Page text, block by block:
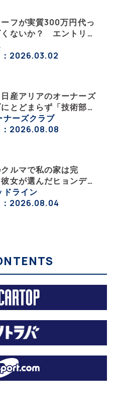
フが実質300万円代っ
ないか？ エントリー
「B5」の中身を詳細
した
2026.03.02
産アリアのオーナーズ
とどまらず「技術部」
部」「釣り部」など多
人集合体がAOCJ【
ナーズクラブ
2026.08.08
クルマで私の家は完
女が選んだヒョンデ
5」の「エネルギーハ
生活【ななみんEVレ
ドライン
2026.08.04